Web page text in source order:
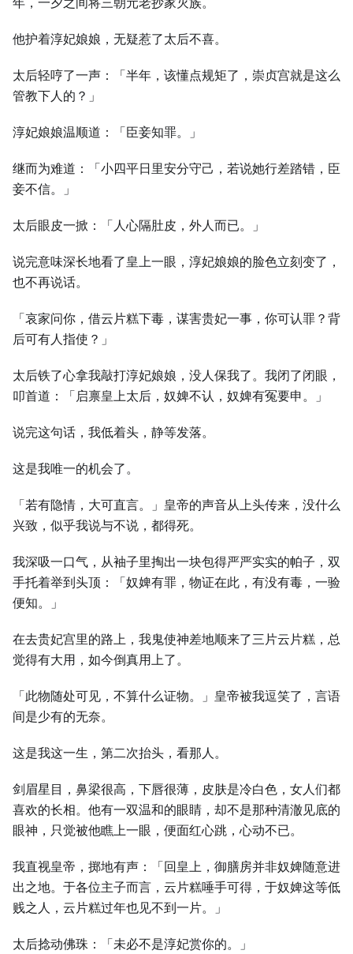
他护着淳妃娘娘，无疑惹了太后不喜。
太后轻哼了一声：「半年，该懂点规矩了，崇贞宫就是这么
管教下人的？」
淳妃娘娘温顺道：「臣妾知罪。」
继而为难道：「小四平日里安分守己，若说她行差踏错，臣
妾不信。」
太后眼皮一掀：「人心隔肚皮，外人而已。」
说完意味深长地看了皇上一眼，淳妃娘娘的脸色立刻变了，
也不再说话。
「哀家问你，借云片糕下毒，谋害贵妃一事，你可认罪？背
后可有人指使？」
太后铁了心拿我敲打淳妃娘娘，没人保我了。我闭了闭眼，
叩首道：「启禀皇上太后，奴婢不认，奴婢有冤要申。」
说完这句话，我低着头，静等发落。
这是我唯一的机会了。
「若有隐情，大可直言。」皇帝的声音从上头传来，没什么
兴致，似乎我说与不说，都得死。
我深吸一口气，从袖子里掏出一块包得严严实实的帕子，双
手托着举到头顶：「奴婢有罪，物证在此，有没有毒，一验
便知。」
在去贵妃宫里的路上，我鬼使神差地顺来了三片云片糕，总
觉得有大用，如今倒真用上了。
「此物随处可见，不算什么证物。」皇帝被我逗笑了，言语
间是少有的无奈。
这是我这一生，第二次抬头，看那人。
剑眉星目，鼻梁很高，下唇很薄，皮肤是冷白色，女人们都
喜欢的长相。他有一双温和的眼睛，却不是那种清澈见底的
眼神，只觉被他瞧上一眼，便面红心跳，心动不已。
我直视皇帝，掷地有声：「回皇上，御膳房并非奴婢随意进
出之地。于各位主子而言，云片糕唾手可得，于奴婢这等低
贱之人，云片糕过年也见不到一片。」
太后捻动佛珠：「未必不是淳妃赏你的。」